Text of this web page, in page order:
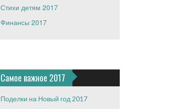
Стихи детям 2017
Финансы 2017
Самое важное 2017
Поделки на Новый год 2017